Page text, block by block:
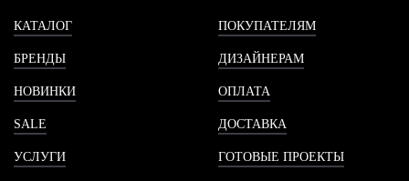
КАТАЛОГ
БРЕНДЫ
НОВИНКИ
SALE
УСЛУГИ
ПОКУПАТЕЛЯМ
ДИЗАЙНЕРАМ
ОПЛАТА
ДОСТАВКА
ГОТОВЫЕ ПРОЕКТЫ